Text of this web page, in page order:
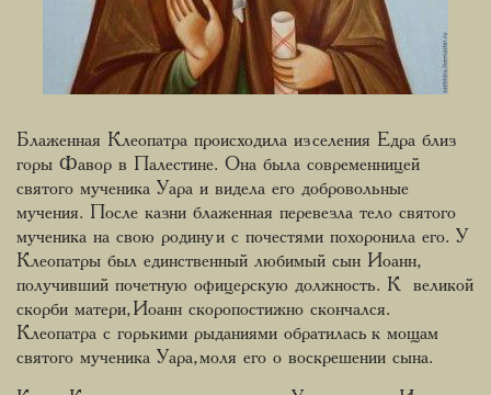
Блаженная Клеопатра происходила из селения Едра близ
горы Фавор в Палестине. Она была современницей
святого мученика Уара и видела его добровольные
мучения. После казни блаженная перевезла тело святого
мученика на свою родину и с почестями похоронила его. У
Клеопатры был единственный любимый сын Иоанн,
получивший почетную офицерскую должность. К великой
скорби матери, Иоанн скоропостижно скончался.
Клеопатра с горькими рыданиями обратилась к мощам
святого мученика Уара, моля его о воскрешении сына.